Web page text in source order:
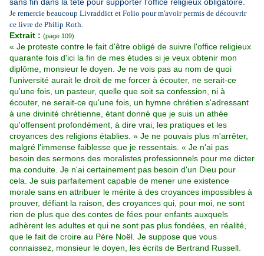
Je remercie beaucoup Livraddict et Folio pour m'avoir permis de découvrir
ce livre de Philip Roth.
Extrait : (page 109)
« Je proteste contre le fait d'être obligé de suivre l'office religieux
quarante fois d'ici la fin de mes études si je veux obtenir mon
diplôme, monsieur le doyen. Je ne vois pas au nom de quoi
l'université aurait le droit de me forcer à écouter, ne serait-ce
qu'une fois, un pasteur, quelle que soit sa confession, ni à
écouter, ne serait-ce qu'une fois, un hymne chrétien s'adressant
à une divinité chrétienne, étant donné que je suis un athée
qu'offensent profondément, à dire vrai, les pratiques et les
croyances des religions établies. » Je ne pouvais plus m'arrêter,
malgré l'immense faiblesse que je ressentais. « Je n'ai pas
besoin des sermons des moralistes professionnels pour me dicter
ma conduite. Je n'ai certainement pas besoin d'un Dieu pour
cela. Je suis parfaitement capable de mener une existence
morale sans en attribuer le mérite à des croyances impossibles à
prouver, défiant la raison, des croyances qui, pour moi, ne sont
rien de plus que des contes de fées pour enfants auxquels
adhèrent les adultes et qui ne sont pas plus fondées, en réalité,
que le fait de croire au Père Noël. Je suppose que vous
connaissez, monsieur le doyen, les écrits de Bertrand Russell.